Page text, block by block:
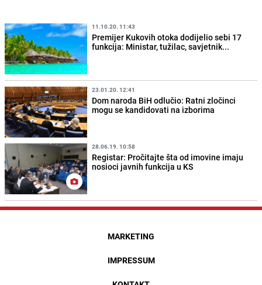
11.10.20. 11:43
Premijer Kukovih otoka dodijelio sebi 17
funkcija: Ministar, tužilac, savjetnik...
23.01.20. 12:41
Dom naroda BiH odlučio: Ratni zločinci
mogu se kandidovati na izborima
28.06.19. 10:58
Registar: Pročitajte šta od imovine imaju
nosioci javnih funkcija u KS
MARKETING
IMPRESSUM